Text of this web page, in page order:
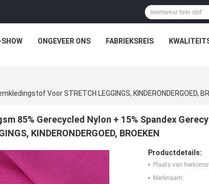
ONGEVEER ONS FABRIEKSREIS
Voor STRETCH LEGGINGS, KINDERONDERGOED,
85% Gerecycled Nylon + 15% Spandex
KINDERONDERGOED, BROEKEN
Productdetails:
Plaats van
Merknaam: